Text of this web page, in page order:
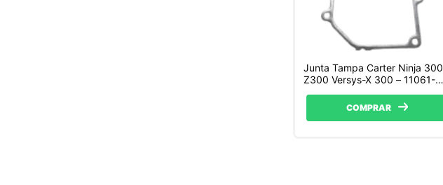
Junta Tampa Carter Ninja 300
Z300 Versys-X 300 – 11061-
COMPRAR